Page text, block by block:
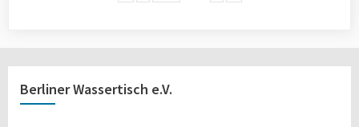
Berliner Wassertisch e.V.